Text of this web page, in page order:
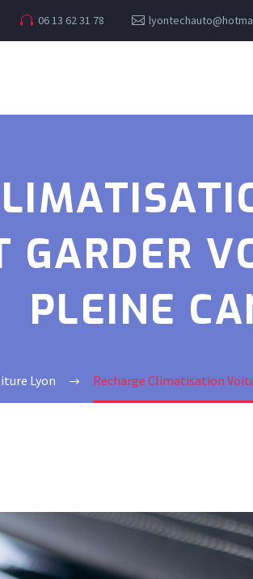
06 13 62 31 78
GARDER
PLEINE
Lyon Recharge Climatisation